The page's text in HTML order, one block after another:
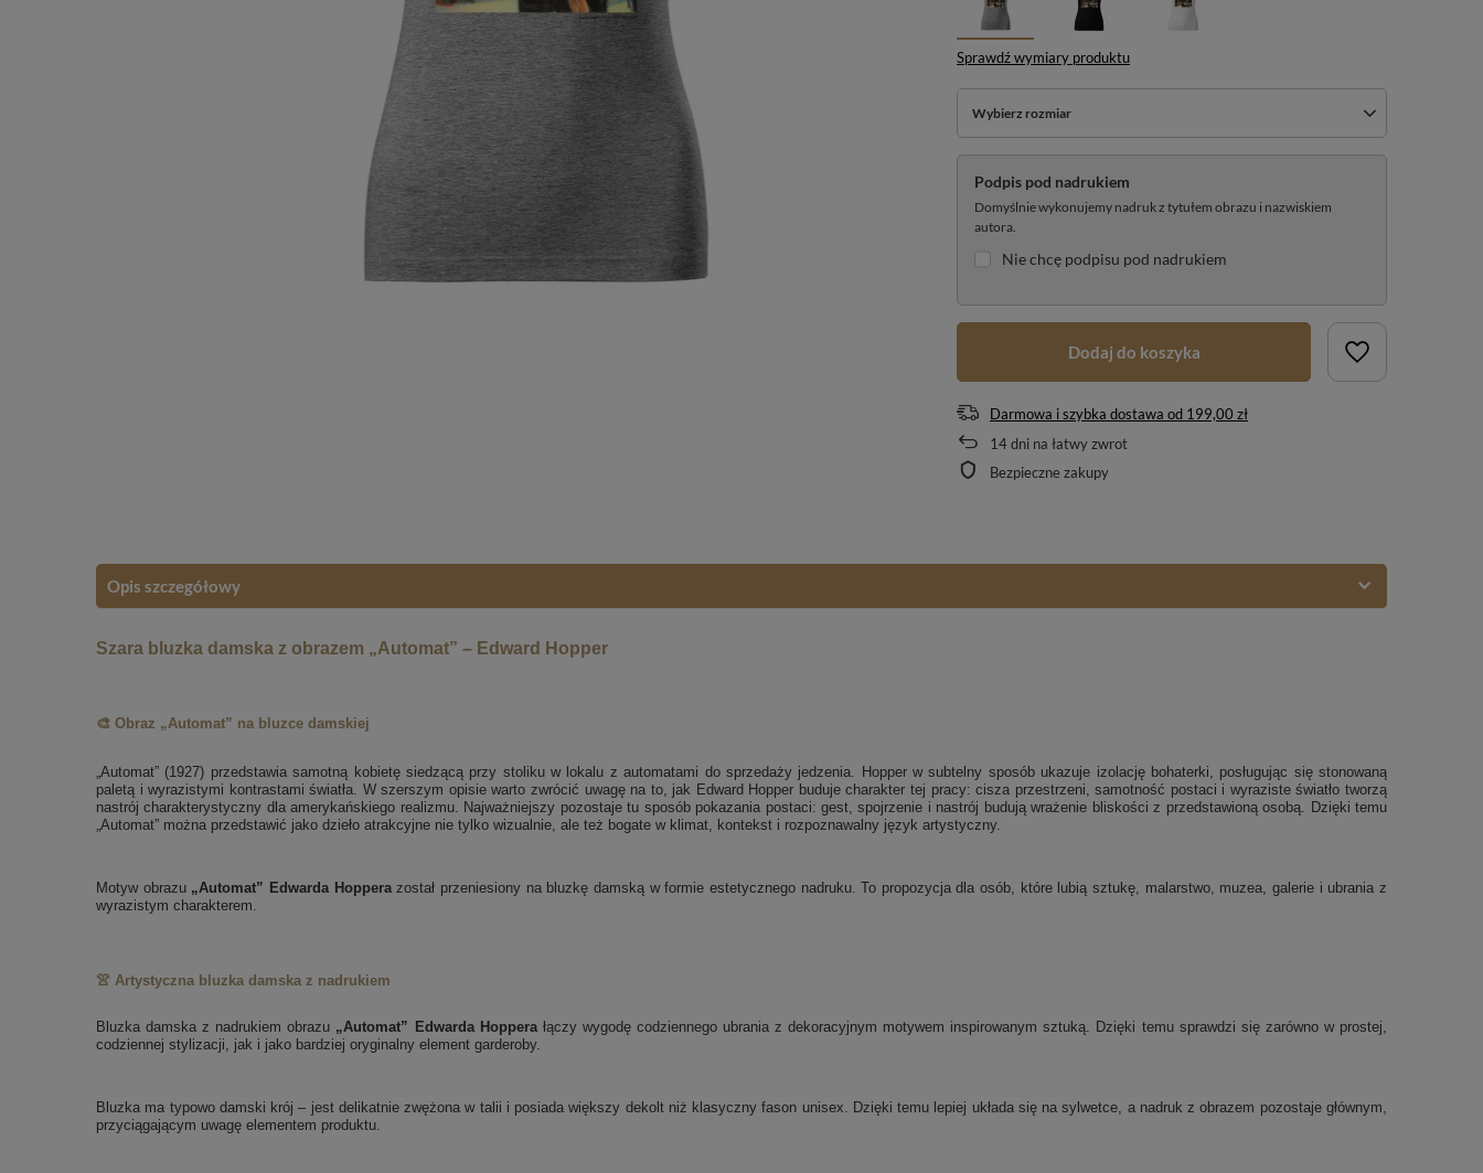
Sprawdź wymiary produktu
Wybierz rozmiar
Podpis pod nadrukiem
Domyślnie wykonujemy nadruk z tytułem obrazu i nazwiskiem
autora.
Nie chcę podpisu pod nadrukiem
Dodaj do koszyka
Darmowa i szybka dostawa od 199,00 zł
14dni na łatwy zwrot
Bezpieczne zakupy
Opis szczegółowy
Szara bluzka damska z obrazem „Automat” – Edward Hopper
🎨 Obraz „Automat” na bluzce damskiej
„Automat” (1927) przedstawia samotną kobietę siedzącą przy stoliku w lokalu z automatami do sprzedaży jedzenia. Hopper w subtelny sposób ukazuje izolację bohaterki, posługując się stonowaną
paletą i wyrazistymi kontrastami światła. W szerszym opisie warto zwrócić uwagę na to, jak Edward Hopper buduje charakter tej pracy: cisza przestrzeni, samotność postaci i wyraziste światło tworzą
nastrój charakterystyczny dla amerykańskiego realizmu. Najważniejszy pozostaje tu sposób pokazania postaci: gest, spojrzenie i nastrój budują wrażenie bliskości z przedstawioną osobą. Dzięki temu
„Automat” można przedstawić jako dzieło atrakcyjne nie tylko wizualnie, ale też bogate w klimat, kontekst i rozpoznawalny język artystyczny.
Motyw obrazu „Automat” Edwarda Hopperazostał przeniesiony na bluzkę damską w formie estetycznego nadruku. To propozycja dla osób, które lubią sztukę, malarstwo, muzea, galerie i ubrania z
wyrazistym charakterem.
👚 Artystyczna bluzka damska z nadrukiem
Bluzka damska z nadrukiem obrazu „Automat” Edwarda Hopperałączy wygodę codziennego ubrania z dekoracyjnym motywem inspirowanym sztuką. Dzięki temu sprawdzi się zarówno w prostej,
codziennej stylizacji, jak i jako bardziej oryginalny element garderoby.
Bluzka ma typowo damski krój – jest delikatnie zwężona w talii i posiada większy dekolt niż klasyczny fason unisex. Dzięki temu lepiej układa się na sylwetce, a nadruk z obrazem pozostaje głównym,
przyciągającym uwagę elementem produktu.